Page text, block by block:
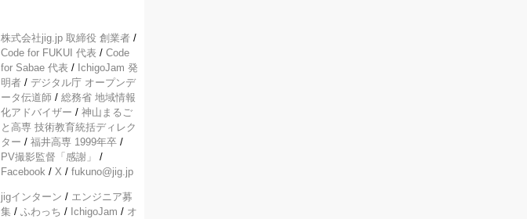
株式会社jig.jp 取締役 創業者 /
Code for FUKUI 代表 / Code
for Sabae 代表 / IchigoJam 発
明者 / デジタル庁 オープンデ
ータ伝道師 / 総務省 地域情報
化アドバイザー / 神山まるご
と高専 技術教育統括ディレク
ター / 福井高専 1999年卒 /
PV撮影監督「感謝」
/
Facebook / X / fukuno@jig.jp
jigインターン / エンジニア募
集 / ふわっち / IchigoJam / オ